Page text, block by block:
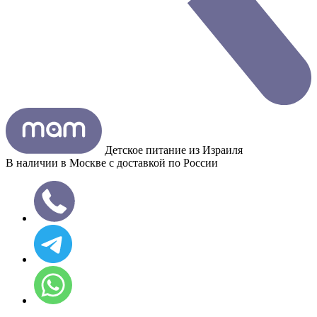
Детское питание из Израиля
В наличии в Москве с доставкой по России